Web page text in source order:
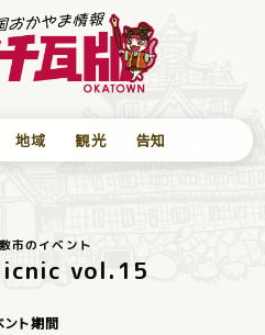
地域 観光 告知
市のイベント
vol.15
ント期間